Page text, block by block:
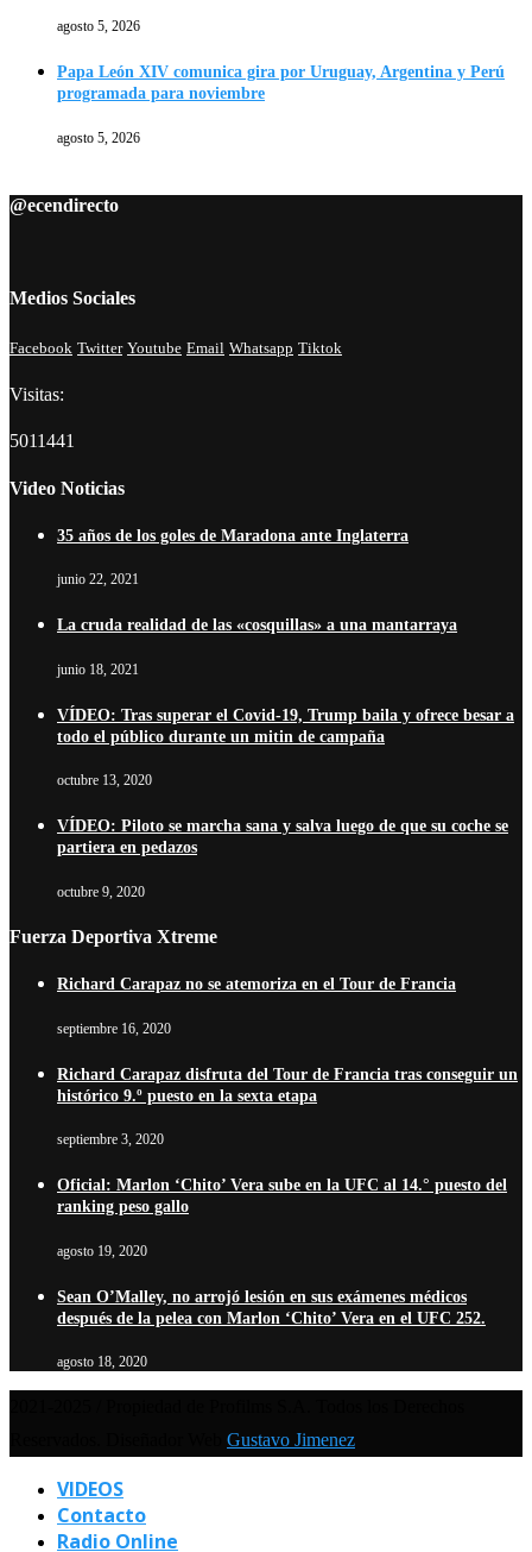
agosto 5, 2026
Papa León XIV comunica gira por Uruguay, Argentina y Perú
programada para noviembre
agosto 5, 2026
@ecendirecto
Medios Sociales
Facebook Twitter Youtube Email Whatsapp Tiktok
Visitas:
5011441
Video Noticias
35 años de los goles de Maradona ante Inglaterra
junio 22, 2021
La cruda realidad de las «cosquillas» a una mantarraya
junio 18, 2021
VÍDEO: Tras superar el Covid-19, Trump baila y ofrece besar a
todo el público durante un mitin de campaña
octubre 13, 2020
VÍDEO: Piloto se marcha sana y salva luego de que su coche se
partiera en pedazos
octubre 9, 2020
Fuerza Deportiva Xtreme
Richard Carapaz no se atemoriza en el Tour de Francia
septiembre 16, 2020
Richard Carapaz disfruta del Tour de Francia tras conseguir un
histórico 9.º puesto en la sexta etapa
septiembre 3, 2020
Oficial: Marlon ‘Chito’ Vera sube en la UFC al 14.° puesto del
ranking peso gallo
agosto 19, 2020
Sean O’Malley, no arrojó lesión en sus exámenes médicos
después de la pelea con Marlon ‘Chito’ Vera en el UFC 252.
agosto 18, 2020
Gustavo Jimenez
VIDEOS
Contacto
Radio Online